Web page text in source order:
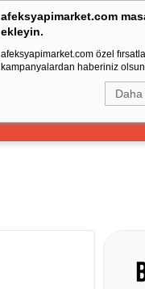
afeksyapimarket.com
ekleyin.
afeksyapimarket.com özel
kampanyalardan haberiniz